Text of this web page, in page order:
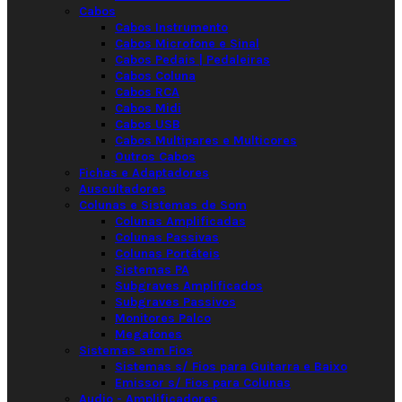
Cabos
Cabos Instrumento
Cabos Microfone e Sinal
Cabos Pedais | Pedaleiras
Cabos Coluna
Cabos RCA
Cabos Midi
Cabos USB
Cabos Multipares e Multicores
Outros Cabos
Fichas e Adaptadores
Auscultadores
Colunas e Sistemas de Som
Colunas Amplificadas
Colunas Passivas
Colunas Portáteis
Sistemas PA
Subgraves Amplificados
Subgraves Passivos
Monitores Palco
Megafones
Sistemas sem Fios
Sistemas s/ Fios para Guitarra e Baixo
Emissor s/ Fios para Colunas